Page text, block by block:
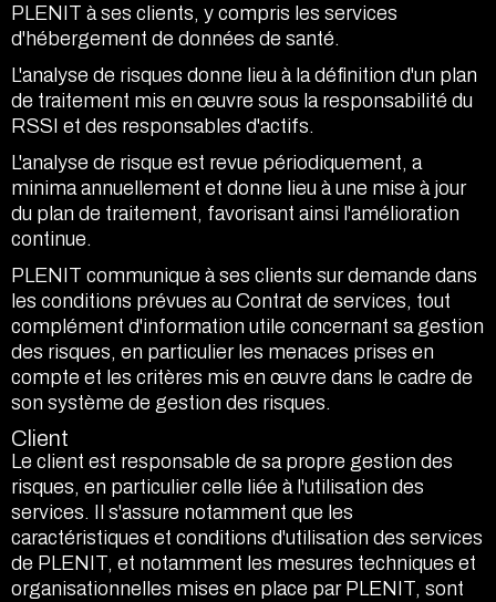
PLENIT à ses clients, y compris les services
d'hébergement de données de santé.
L'analyse de risques donne lieu à la définition d'un plan
de traitement mis en œuvre sous la responsabilité du
RSSI et des responsables d'actifs.
L'analyse de risque est revue périodiquement, a
minima annuellement et donne lieu à une mise à jour
du plan de traitement, favorisant ainsi l'amélioration
continue.
PLENIT communique à ses clients sur demande dans
les conditions prévues au Contrat de services, tout
complément d'information utile concernant sa gestion
des risques, en particulier les menaces prises en
compte et les critères mis en œuvre dans le cadre de
son système de gestion des risques.
Client
Le client est responsable de sa propre gestion des
risques, en particulier celle liée à l'utilisation des
services. Il s'assure notamment que les
caractéristiques et conditions d'utilisation des services
de PLENIT, et notamment les mesures techniques et
organisationnelles mises en place par PLENIT, sont